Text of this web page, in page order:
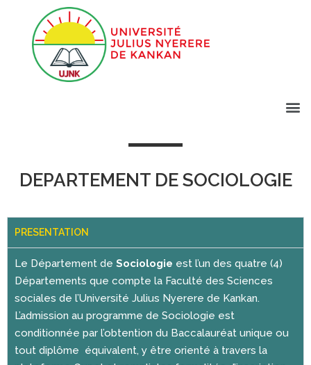
DEPARTEMENT DE SOCIOLOGIE
PRESENTATION
Le Département de Sociologie est l’un des quatre (4)
Départements que compte la Faculté des Sciences
sociales de l’Université Julius Nyerere de Kankan.
L’admission au programme de Sociologie est
conditionnée par l’obtention du Baccalauréat unique ou
tout diplôme équivalent, y être orienté à travers la